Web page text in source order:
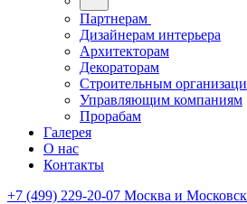
Партнерам
Дизайнерам интерьера
Архитекторам
Декораторам
Строительным
Управляющим компаниям
Прорабам
Галерея
О нас
Контакты
+7 (499) 229-20-07 Москва и